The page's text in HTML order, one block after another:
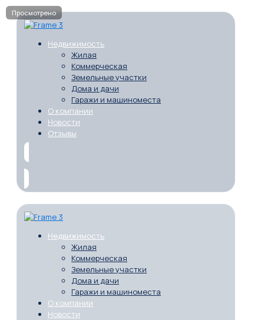
Недвижимость
Жилая
Коммерческая
Земельные участки
Дома и дачи
Гаражи и машиноместа
О компании
Новости
Отзывы
Недвижимость
Жилая
Коммерческая
Земельные участки
Дома и дачи
Гаражи и машиноместа
О компании
Новости